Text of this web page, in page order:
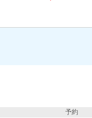
予約